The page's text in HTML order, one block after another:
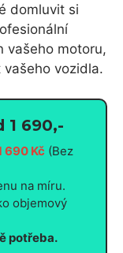
domluvit si
vašeho motoru,
vozidla.
1 690,-
690 Kč (Bez
na míru.
objemový
potřeba.